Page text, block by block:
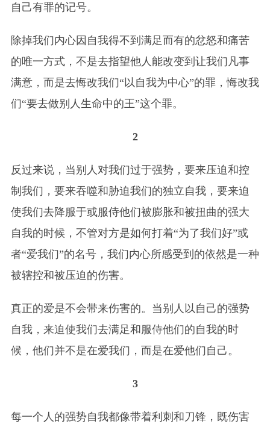
自己有罪的记号。
除掉我们内心因自我得不到满足而有的忿怒和痛苦
的唯一方式，不是去指望他人能改变到让我们凡事
满意，而是去悔改我们“以自我为中心”的罪，悔改我
们“要去做别人生命中的王”这个罪。
2
反过来说，当别人对我们过于强势，要来压迫和控
制我们，要来吞噬和胁迫我们的独立自我，要来迫
使我们去降服于或服侍他们被膨胀和被扭曲的强大
自我的时候，不管对方是如何打着“为了我们好”或
者“爱我们”的名号，我们内心所感受到的依然是一种
被辖控和被压迫的伤害。
真正的爱是不会带来伤害的。当别人以自己的强势
自我，来迫使我们去满足和服侍他们的自我的时
候，他们并不是在爱我们，而是在爱他们自己。
3
每一个人的强势自我都像带着利刺和刀锋，既伤害